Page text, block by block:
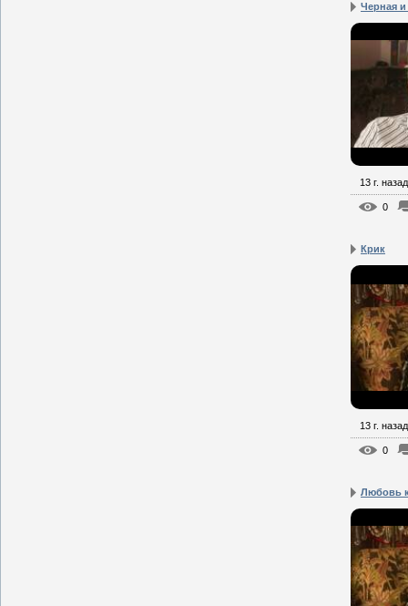
Черная
13 г. назад
0
Крик
13 г. назад
0
Любовь